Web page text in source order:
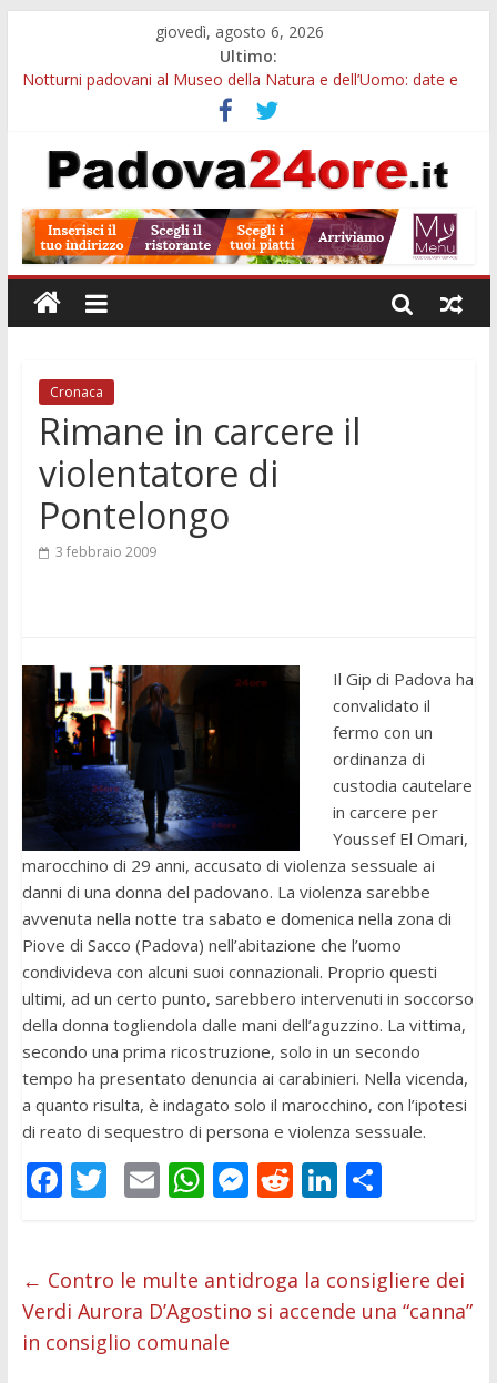
giovedì, agosto 6, 2026
Ultimo:
Notturni padovani al Museo della Natura e dell’Uomo: date e
Slow Looking agli Eremitani: un’ora per osservare davvero
un’opera
Orto Botanico Padova: visite ed escursioni fino a settembre
7 agosto
Euganea Film Festival 2026: 49 opere e 18 anteprime nei Colli
Euganei
Cronaca
Rimane in carcere il
violentatore di
Pontelongo
3 febbraio 2009
Il Gip di Padova ha
convalidato il
fermo con un
ordinanza di
custodia cautelare
in carcere per
Youssef El Omari,
marocchino di 29 anni, accusato di violenza sessuale ai
danni di una donna del padovano. La violenza sarebbe
avvenuta nella notte tra sabato e domenica nella zona di
Piove di Sacco (Padova) nell’abitazione che l’uomo
condivideva con alcuni suoi connazionali. Proprio questi
ultimi, ad un certo punto, sarebbero intervenuti in soccorso
della donna togliendola dalle mani dell’aguzzino. La vittima,
secondo una prima ricostruzione, solo in un secondo
tempo ha presentato denuncia ai carabinieri. Nella vicenda,
a quanto risulta, è indagato solo il marocchino, con l’ipotesi
di reato di sequestro di persona e violenza sessuale.
F
b
o
o
T
er
E
l
W
s
A
p
M
e
n
R
di
t
Li
e
dI
C
di
vi
← Contro le multe antidroga la consigliere dei
Verdi Aurora D’Agostino si accende una “canna”
in consiglio comunale